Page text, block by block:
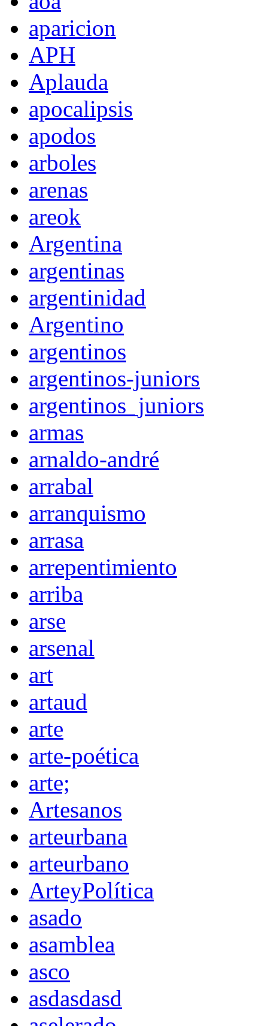
aparicion
APH
Aplauda
apocalipsis
apodos
arboles
arenas
areok
Argentina
argentinas
argentinidad
Argentino
argentinos
argentinos-juniors
argentinos_juniors
armas
arnaldo-andré
arrabal
arranquismo
arrasa
arrepentimiento
arriba
arse
arsenal
art
artaud
arte
arte-poética
arte;
Artesanos
arteurbana
arteurbano
ArteyPolítica
asado
asamblea
asco
asdasdasd